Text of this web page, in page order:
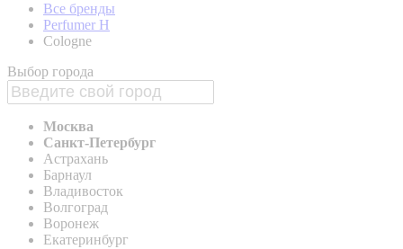
Все бренды
Perfumer H
Cologne
Выбор города
Москва
Санкт-Петербург
Астрахань
Барнаул
Владивосток
Волгоград
Воронеж
Екатеринбург